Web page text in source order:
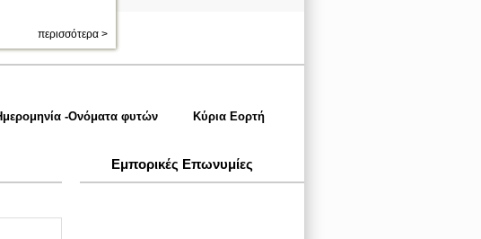
περισσότερα >
-Ονόματα φυτών Κύρια Εορτή
Εμπορικές Επωνυμίες